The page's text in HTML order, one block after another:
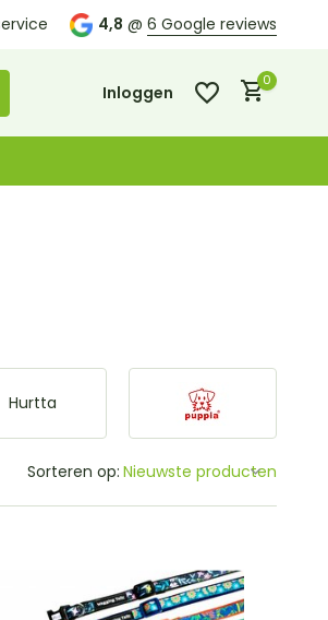
4,8 @ 6 Google reviews
Inloggen
0
Hurtta
Sorteren op: